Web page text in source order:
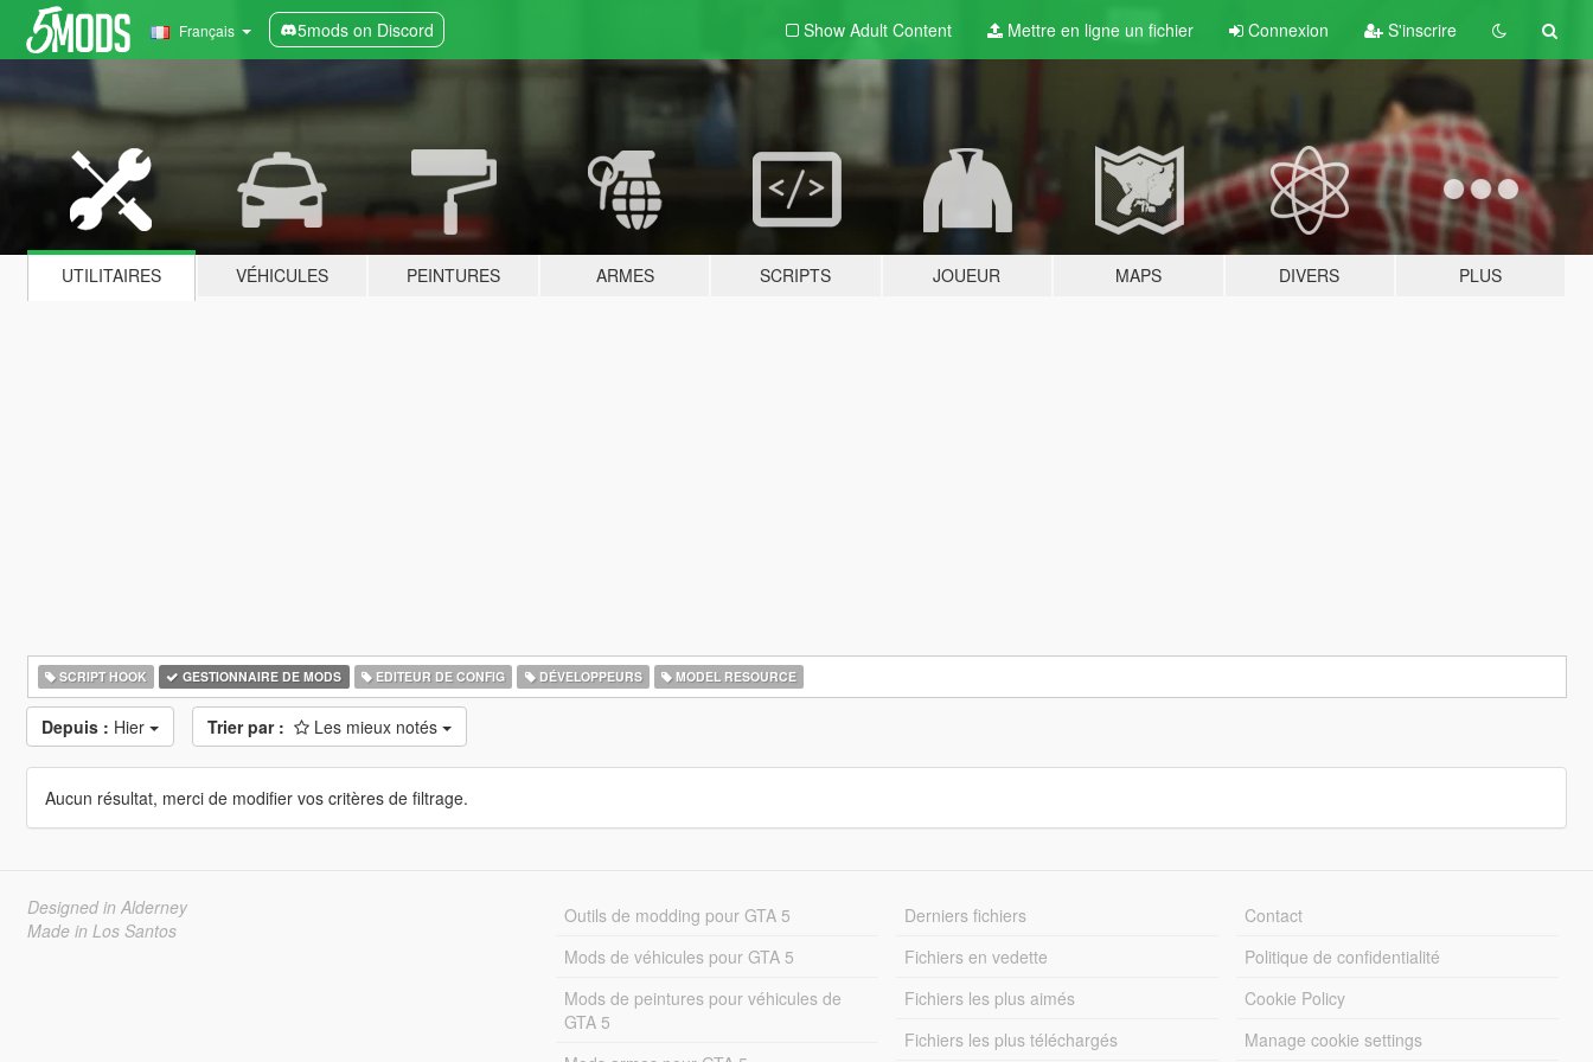
Français 5mods on Discord Show Adult Content Mettre en ligne un fichier Connexion S'inscrire
UTILITAIRES VÉHICULES PEINTURES ARMES SCRIPTS JOUEUR MAPS DIVERS PLUS
SCRIPT HOOK GESTIONNAIRE DE MODS EDITEUR DE CONFIG DÉVELOPPEURS MODEL RESOURCE
Depuis : Hier Trier par : Les mieux notés
Aucun résultat, merci de modifier vos critères de filtrage.
Designed in Alderney
Made in Los Santos
Outils de modding pour GTA 5
Mods de véhicules pour GTA 5
Mods de peintures pour véhicules de
GTA 5
Derniers fichiers
Fichiers en vedette
Fichiers les plus aimés
Fichiers les plus téléchargés
Contact
Politique de confidentialité
Cookie Policy
Manage cookie settings